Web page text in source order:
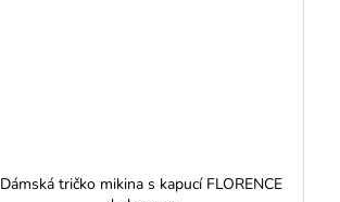
Dámská tričko mikina s kapucí FLORENCE